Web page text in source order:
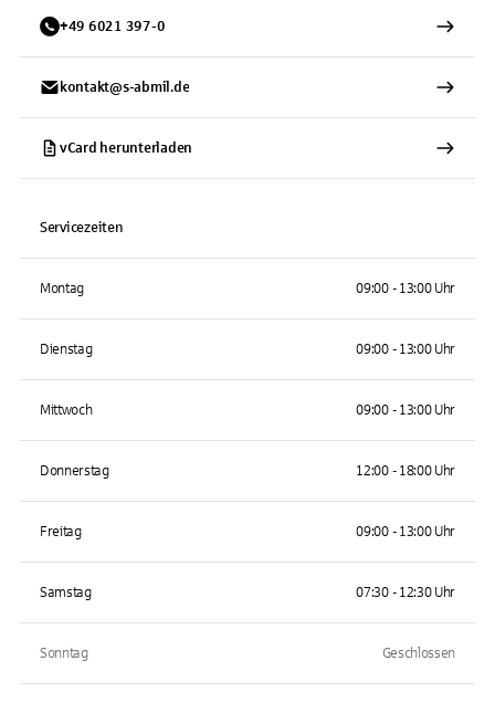
+49 6021 397-0
kontakt@s-abmil.de
vCard herunterladen
Servicezeiten
Montag 09:00 - 13:00 Uhr
Dienstag 09:00 - 13:00 Uhr
Mittwoch 09:00 - 13:00 Uhr
Donnerstag 12:00 - 18:00 Uhr
Freitag 09:00 - 13:00 Uhr
Samstag 07:30 - 12:30 Uhr
Sonntag Geschlossen